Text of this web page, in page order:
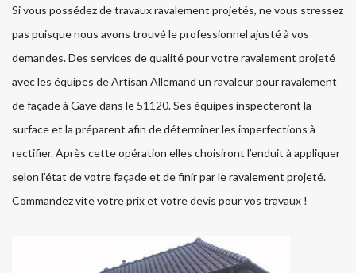
Si vous possédez de travaux ravalement projetés, ne vous stressez
pas puisque nous avons trouvé le professionnel ajusté à vos
demandes. Des services de qualité pour votre ravalement projeté
avec les équipes de Artisan Allemand un ravaleur pour ravalement
de façade à Gaye dans le 51120. Ses équipes inspecteront la
surface et la préparent afin de déterminer les imperfections à
rectifier. Après cette opération elles choisiront l’enduit à appliquer
selon l’état de votre façade et de finir par le ravalement projeté.
Commandez vite votre prix et votre devis pour vos travaux !